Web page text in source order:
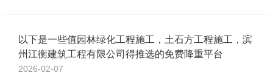
以下是一些值园林绿化工程施工，土石方工程施工，滨
州江衡建筑工程有限公司得推选的免费降重平台
2026-02-07